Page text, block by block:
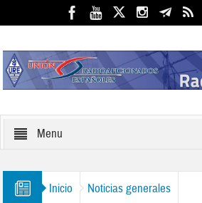
Menu
Inicio Noticias generales